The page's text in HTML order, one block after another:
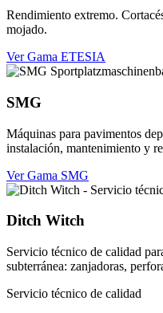
Rendimiento extremo.
mojado.
Ver Gama ETESIA
SMG
Máquinas para pavimentos
instalación, mantenimiento y
Ver Gama SMG
Ditch Witch
Servicio técnico de calidad
subterránea: zanjadoras,
Servicio técnico de calidad